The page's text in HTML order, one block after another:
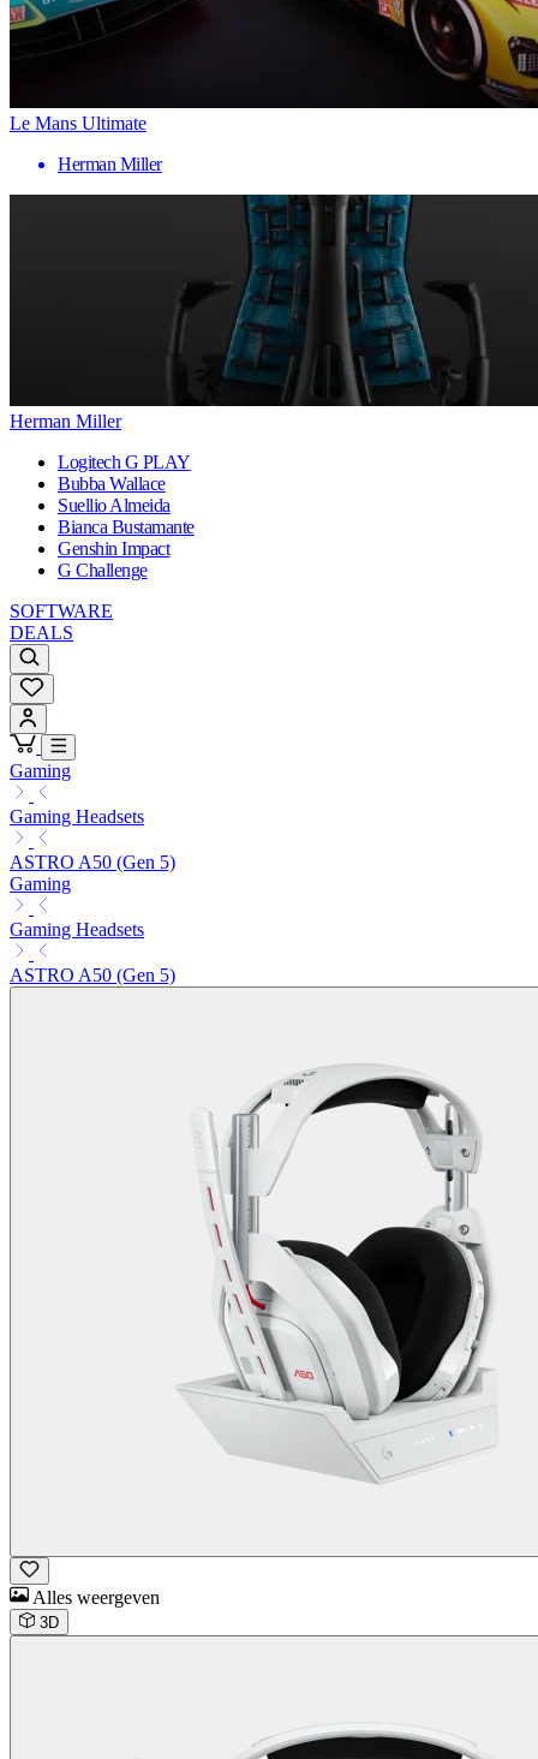
Le Mans Ultimate
Herman Miller
Herman Miller
Logitech G PLAY
Bubba Wallace
Suellio Almeida
Bianca Bustamante
Genshin Impact
G Challenge
SOFTWARE
DEALS
Gaming
Gaming Headsets
ASTRO A50 (Gen 5)
Gaming
Gaming Headsets
ASTRO A50 (Gen 5)
Alles weergeven
3D